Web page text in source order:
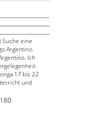
Suche eine
Argentino.
Ich
17 bis 22
und
180